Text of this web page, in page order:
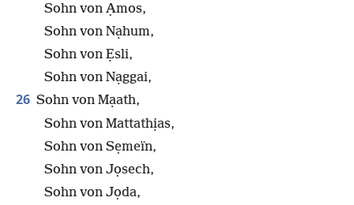
Sohn von Ạmos,
Sohn von Nạhum,
Sohn von Ẹsli,
Sohn von Nạggai,
26 Sohn von Mạath,
Sohn von Mattathịas,
Sohn von Sẹmeïn,
Sohn von Jọsech,
Sohn von Jọda,